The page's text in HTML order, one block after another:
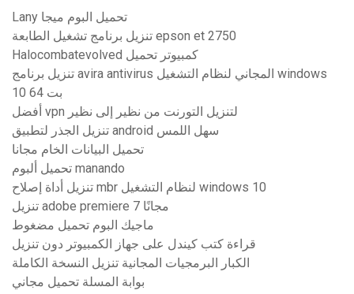
Lany تحميل البوم ميجا
تنزيل برنامج تشغيل الطابعة epson et 2750
Halocombatevolved كمبيوتر تحميل
تنزيل برنامج avira antivirus المجاني لنظام التشغيل windows
10 64 بت
أفضل vpn لتنزيل التورنت من نظير إلى نظير
تنزيل الجذر لتطبيق android سهل اللمس
تحميل البيانات الخام مجانا
تحميل ألبوم manando
تنزيل أداة إصلاح mbr لنظام التشغيل windows 10
تنزيل adobe premiere 7 مجانًا
ماجيك البوم تحميل مضغوط
قراءة كتب كيندل على جهاز الكمبيوتر دون تنزيل
الكبار البرمجيات المجانية تنزيل النسخة الكاملة
بوابة المسلة تحميل مجاني